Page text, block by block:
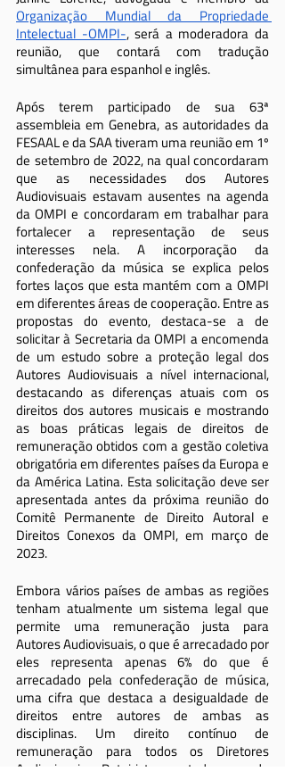
Organização Mundial da Propriedade
Intelectual -OMPI-, será a moderadora da
reunião, que contará com tradução
simultânea para espanhol e inglês.
Após terem participado de sua 63ª
assembleia em Genebra, as autoridades da
FESAAL e da SAA tiveram uma reunião em 1º
de setembro de 2022, na qual concordaram
que as necessidades dos Autores
Audiovisuais estavam ausentes na agenda
da OMPI e concordaram em trabalhar para
fortalecer a representação de seus
interesses nela. A incorporação da
confederação da música se explica pelos
fortes laços que esta mantém com a OMPI
em diferentes áreas de cooperação. Entre as
propostas do evento, destaca-se a de
solicitar à Secretaria da OMPI a encomenda
de um estudo sobre a proteção legal dos
Autores Audiovisuais a nível internacional,
destacando as diferenças atuais com os
direitos dos autores musicais e mostrando
as boas práticas legais de direitos de
remuneração obtidos com a gestão coletiva
obrigatória em diferentes países da Europa e
da América Latina. Esta solicitação deve ser
apresentada antes da próxima reunião do
Comitê Permanente de Direito Autoral e
Direitos Conexos da OMPI, em março de
2023.
Embora vários países de ambas as regiões
tenham atualmente um sistema legal que
permite uma remuneração justa para
Autores Audiovisuais, o que é arrecadado por
eles representa apenas 6% do que é
arrecadado pela confederação de música,
uma cifra que destaca a desigualdade de
direitos entre autores de ambas as
disciplinas. Um direito contínuo de
remuneração para todos os Diretores
Audiovisuais e Roteiristas em todo o mundo